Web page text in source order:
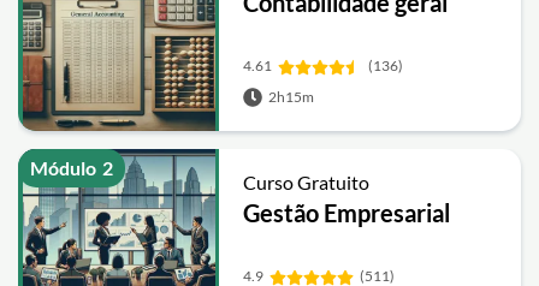
4.61
(136)
2h15m
Módulo 2
Curso Gratuito
Gestão Empresarial
4.9
(511)